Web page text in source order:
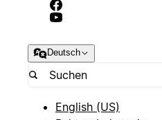
Deutsch
English (US)